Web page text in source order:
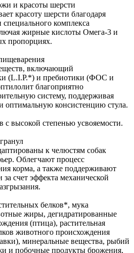
и красоты шерсти
красоту шерсти благодаря
комплекса
жирные кислоты Омега-3 и
пропорциях.
включающий
(L.I.P.*) и пребиотики (ФОС и
благоприятно
систему, поддерживая
оптимальную консистенцию стула.
с высокой степенью усвояемости.
к челюстям собак
Облегчают процесс
корма, а также поддерживают
за счет эффекта механической
белков*, мука
жиры, дегидратированные
(птица), растительная
животного происхождения
минеральные вещества, рыбий
и побочные продукты брожения,